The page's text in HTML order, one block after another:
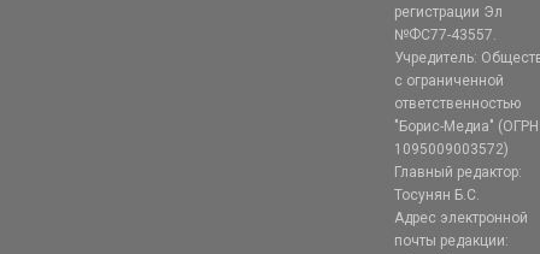
регистрации Эл
№ФС77-43557.
Учредитель:
с ограниченной
ответственностью
"Борис-Медиа" (ОГРН
1095009003572)
Главный редактор:
Тосунян Б.С.
Адрес электронной
почты редакции: